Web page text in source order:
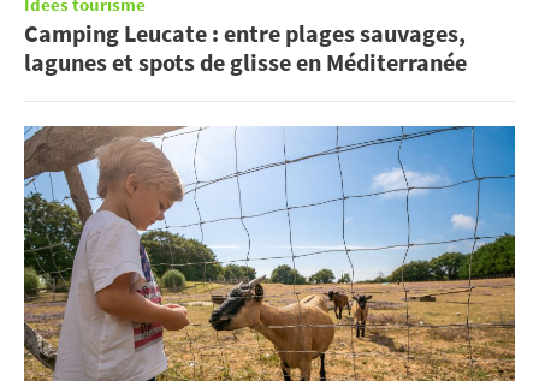
Idées tourisme
Camping Leucate : entre plages sauvages,
lagunes et spots de glisse en Méditerranée